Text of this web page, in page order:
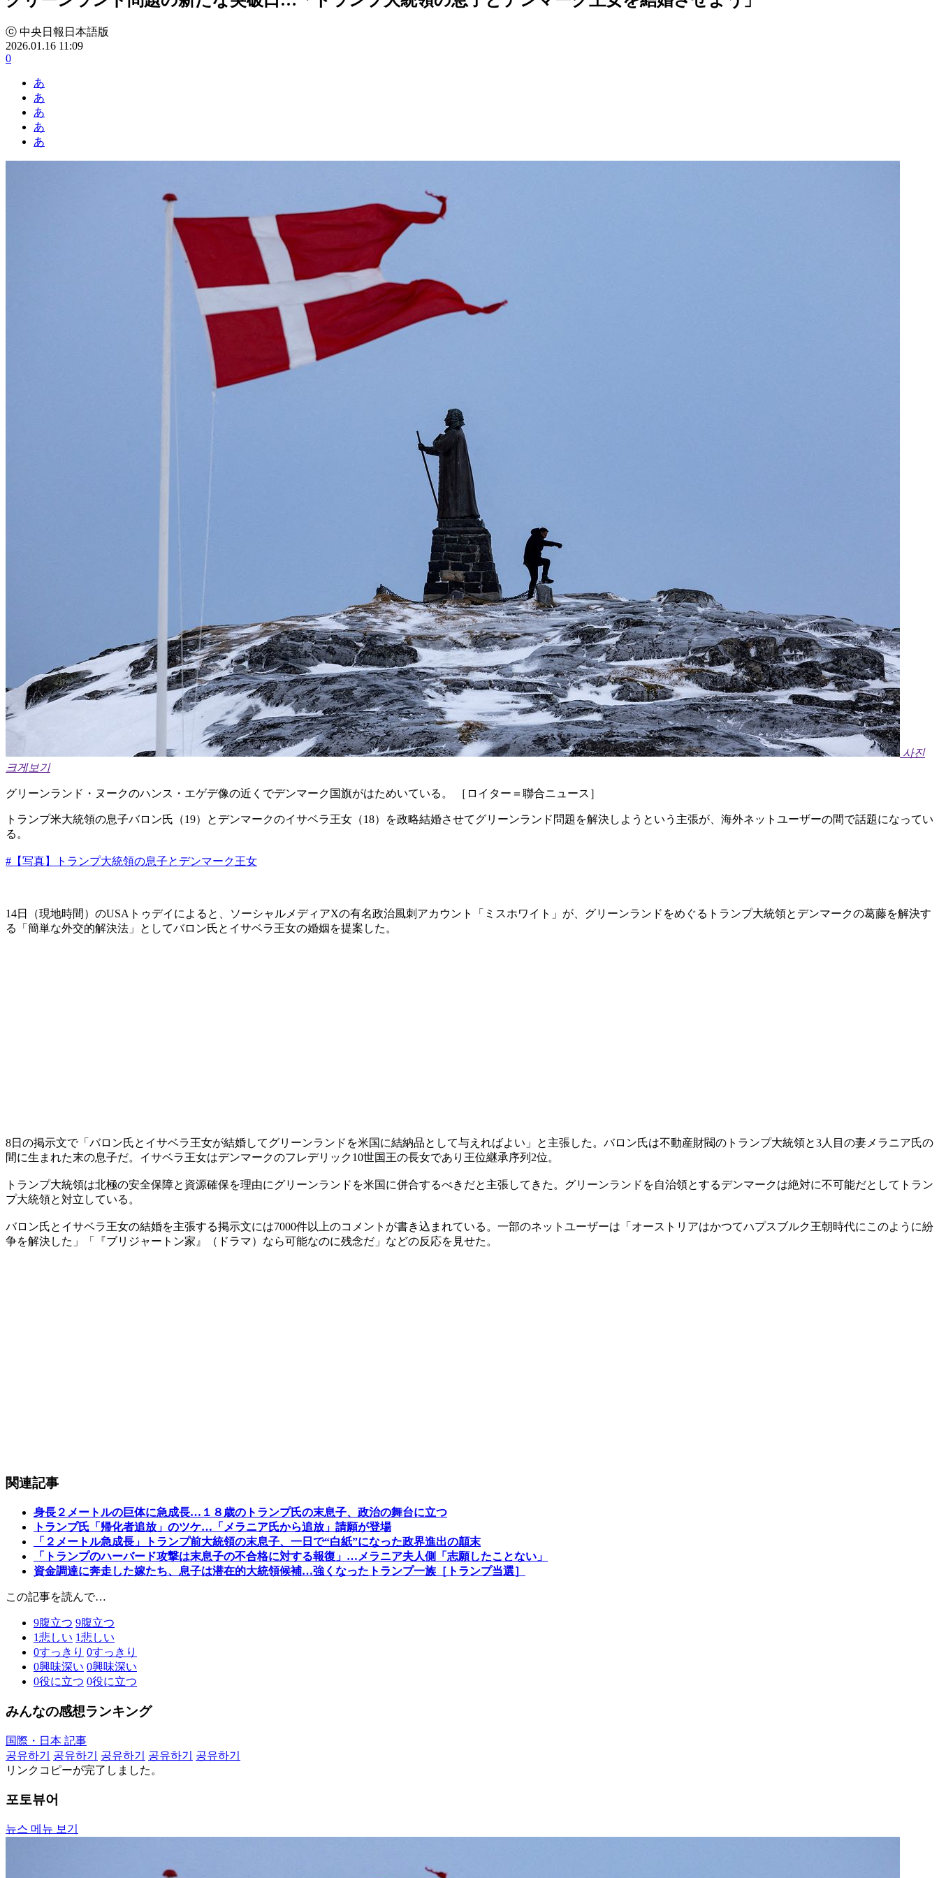
ⓒ 中央日報日本語版
2026.01.16 11:09
0
あ
あ
あ
あ
あ
사진
크게보기
グリーンランド・ヌークのハンス・エゲデ像の近くでデンマーク国旗がはためいている。 ［ロイター＝聯合ニュース］
トランプ米大統領の息子バロン氏（19）とデンマークのイサベラ王女（18）を政略結婚させてグリーンランド問題を解決しようという主張が、海外ネットユーザーの間で話題になってい
る。
#【写真】トランプ大統領の息子とデンマーク王女
14日（現地時間）のUSAトゥデイによると、ソーシャルメディアXの有名政治風刺アカウント「ミスホワイト」が、グリーンランドをめぐるトランプ大統領とデンマークの葛藤を解決す
る「簡単な外交的解決法」としてバロン氏とイサベラ王女の婚姻を提案した。
8日の掲示文で「バロン氏とイサベラ王女が結婚してグリーンランドを米国に結納品として与えればよい」と主張した。バロン氏は不動産財閥のトランプ大統領と3人目の妻メラニア氏の
間に生まれた末の息子だ。イサベラ王女はデンマークのフレデリック10世国王の長女であり王位継承序列2位。
トランプ大統領は北極の安全保障と資源確保を理由にグリーンランドを米国に併合するべきだと主張してきた。グリーンランドを自治領とするデンマークは絶対に不可能だとしてトラン
プ大統領と対立している。
バロン氏とイサベラ王女の結婚を主張する掲示文には7000件以上のコメントが書き込まれている。一部のネットユーザーは「オーストリアはかつてハプスブルク王朝時代にこのように紛
争を解決した」「『ブリジャートン家』（ドラマ）なら可能なのに残念だ」などの反応を見せた。
関連記事
身長２メートルの巨体に急成長…１８歳のトランプ氏の末息子、政治の舞台に立つ
トランプ氏「帰化者追放」のツケ…「メラニア氏から追放」請願が登場
「２メートル急成長」トランプ前大統領の末息子、一日で“白紙”になった政界進出の顛末
「トランプのハーバード攻撃は末息子の不合格に対する報復」…メラニア夫人側「志願したことない」
資金調達に奔走した嫁たち、息子は潜在的大統領候補…強くなったトランプ一族［トランプ当選］
この記事を読んで…
9腹立つ 9腹立つ
1悲しい 1悲しい
0すっきり 0すっきり
0興味深い 0興味深い
0役に立つ 0役に立つ
みんなの感想ランキング
国際・日本 記事
공유하기
공유하기 공유하기 공유하기
공유하기
リンクコピーが完了しました。
포토뷰어
뉴스 메뉴 보기